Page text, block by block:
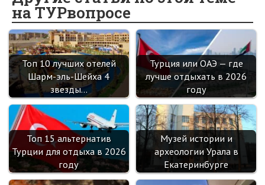
o
k
kl
as
sn
ik
i
n t m
на ТУРвопросе
Топ 10 лучших отелей
Шарм-эль-Шейха 4
звезды…
Турция или ОАЭ — где
лучше отдыхать в 2026
году
Топ 15 альтернатив
Турции для отдыха в 2026
году
Музей истории и
археологии Урала в
Екатеринбурге